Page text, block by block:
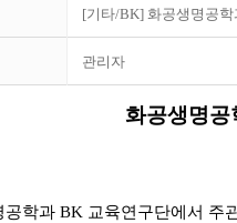
[기타/BK] 화공생명공학
관리자
화공생명공
공학과 BK 교육연구단에서 주